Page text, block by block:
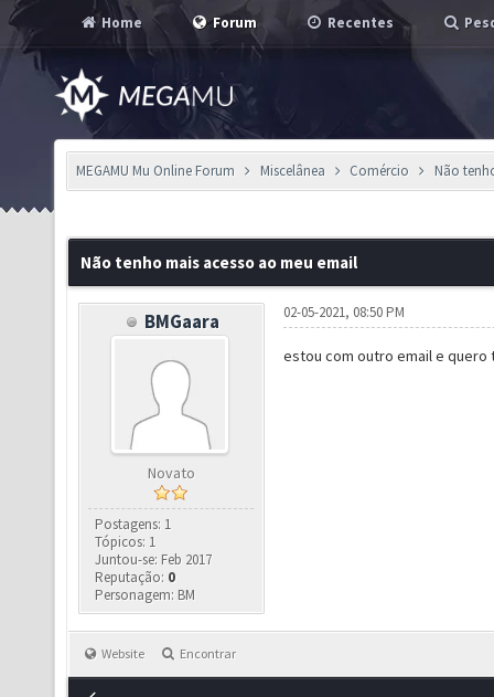
Home Forum Recentes
MEGAMU Mu Online Forum Miscelânea Comércio Não
Não tenho mais acesso ao meu email
BMGaara
Novato
Postagens: 1
Tópicos: 1
Juntou-se: Feb 2017
Reputação: 0
Personagem: BM
02-05-2021, 08:50 PM
estou com outro email e quero
Website Encontrar